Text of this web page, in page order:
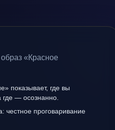
«Красное
показывает, где вы
где — осознанно.
честное проговаривание